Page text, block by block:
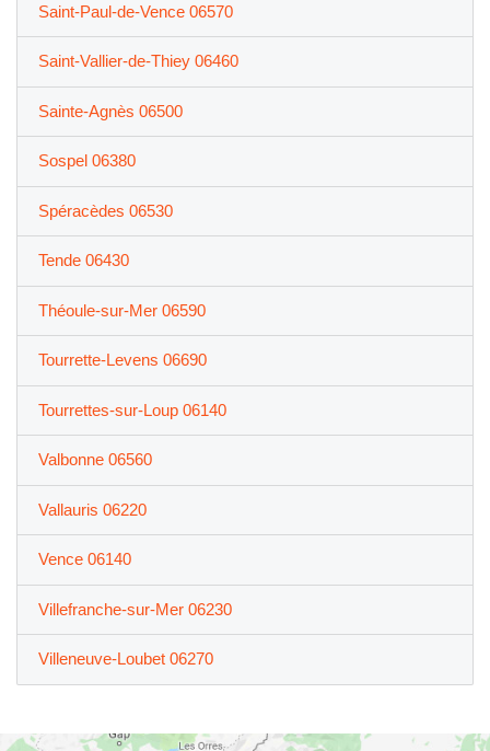
Saint-Paul-de-Vence 06570
Saint-Vallier-de-Thiey 06460
Sainte-Agnès 06500
Sospel 06380
Spéracèdes 06530
Tende 06430
Théoule-sur-Mer 06590
Tourrette-Levens 06690
Tourrettes-sur-Loup 06140
Valbonne 06560
Vallauris 06220
Vence 06140
Villefranche-sur-Mer 06230
Villeneuve-Loubet 06270